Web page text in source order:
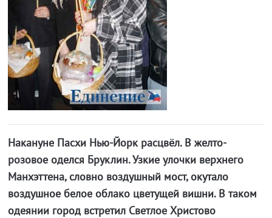
Накануне Пасхи Нью-Йорк расцвёл. В желто-
розовое оделся Бруклин. Узкие улочки верхнего
Манхэттена, словно воздушный мост, окутало
воздушное белое облако цветущей вишни. В таком
одеянии город встретил Светлое Христово